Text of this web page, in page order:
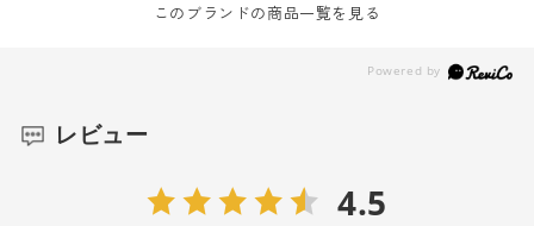
このブランドの商品一覧を見る
レビュー
4.5